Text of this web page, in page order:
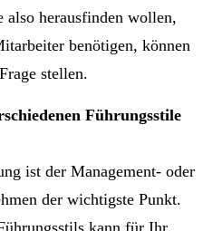
also herausfinden wollen,
benötigen, können
stellen.
Führungsstile
ist der Management- oder
der wichtigste Punkt.